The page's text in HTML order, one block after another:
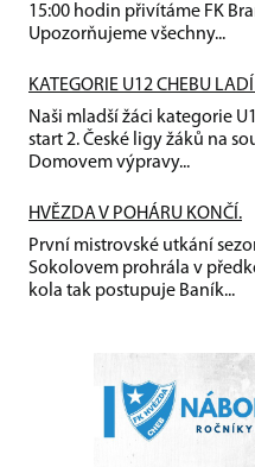
15:00 hodin přivítáme FK
Upozorňujeme všechny...
KATEGORIE U12 CHEBU
Naši mladší žáci kategorie
start 2. České ligy žáků na
Domovem výpravy...
HVĚZDA V POHÁRU KONČÍ.
První mistrovské utkání
Sokolovem prohrála v
kola tak postupuje Baník...